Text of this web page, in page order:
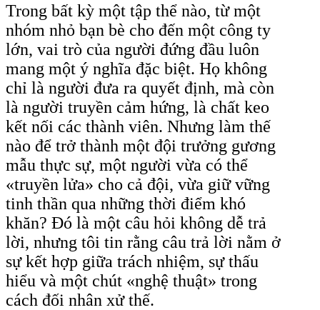
Trong bất kỳ một tập thể nào, từ một
nhóm nhỏ bạn bè cho đến một công ty
lớn, vai trò của người đứng đầu luôn
mang một ý nghĩa đặc biệt. Họ không
chỉ là người đưa ra quyết định, mà còn
là người truyền cảm hứng, là chất keo
kết nối các thành viên. Nhưng làm thế
nào để trở thành một đội trưởng gương
mẫu thực sự, một người vừa có thể
«truyền lửa» cho cả đội, vừa giữ vững
tinh thần qua những thời điểm khó
khăn? Đó là một câu hỏi không dễ trả
lời, nhưng tôi tin rằng câu trả lời nằm ở
sự kết hợp giữa trách nhiệm, sự thấu
hiểu và một chút «nghệ thuật» trong
cách đối nhân xử thế.